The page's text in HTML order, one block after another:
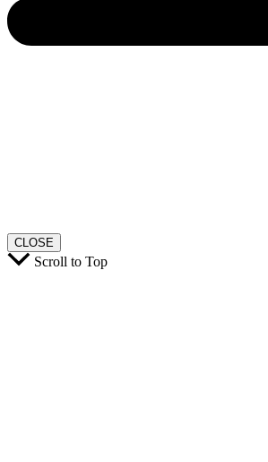
CLOSE
Scroll to Top